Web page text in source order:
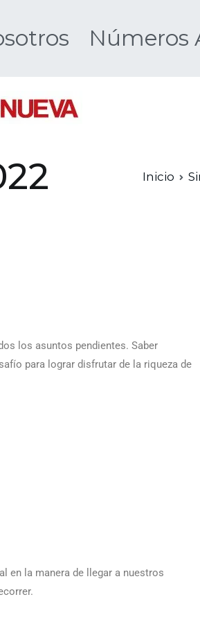
Números
Inicio
los asuntos pendientes. Saber
para lograr disfrutar de la riqueza de
en la manera de llegar a nuestros